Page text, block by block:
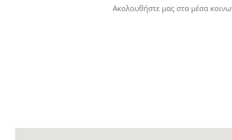
Ακολουθήστε μας στα μέσα